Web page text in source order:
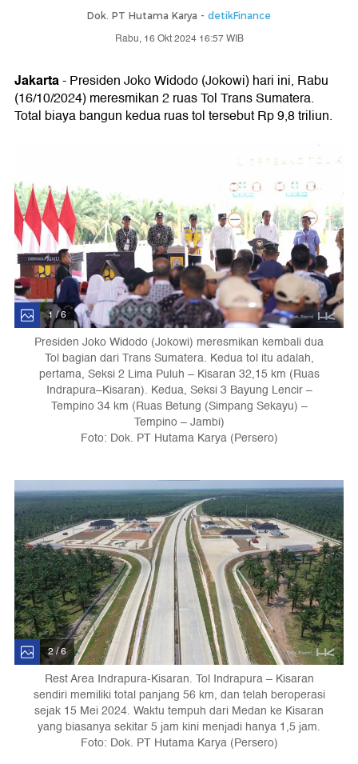
Dok. PT Hutama Karya - detikFinance
Rabu, 16 Okt 2024 16:57 WIB
Jakarta- Presiden Joko Widodo (Jokowi) hari ini, Rabu
(16/10/2024) meresmikan 2 ruas Tol Trans Sumatera.
Total biaya bangun kedua ruas tol tersebut Rp 9,8 triliun.
1 / 6
Presiden Joko Widodo (Jokowi) meresmikan kembali dua
Tol bagian dari Trans Sumatera. Kedua tol itu adalah,
pertama, Seksi 2 Lima Puluh – Kisaran 32,15 km (Ruas
Indrapura–Kisaran). Kedua, Seksi 3 Bayung Lencir –
Tempino 34 km (Ruas Betung (Simpang Sekayu) –
Tempino – Jambi)
Foto: Dok. PT Hutama Karya (Persero)
2 / 6
Rest Area Indrapura-Kisaran. Tol Indrapura – Kisaran
sendiri memiliki total panjang 56 km, dan telah beroperasi
sejak 15 Mei 2024. Waktu tempuh dari Medan ke Kisaran
yang biasanya sekitar 5 jam kini menjadi hanya 1,5 jam.
Foto: Dok. PT Hutama Karya (Persero)